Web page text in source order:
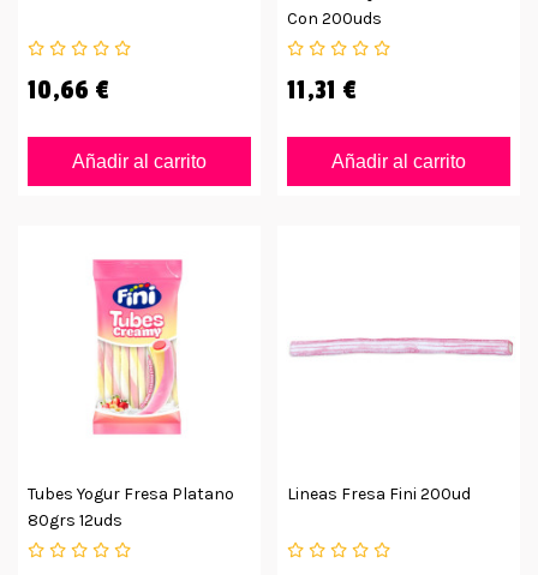
10,66 €
Añadir al carrito
Con 200uds
11,31 €
Añadir al carrito
Tubes Yogur Fresa Platano
80grs 12uds
Lineas Fresa Fini 200ud